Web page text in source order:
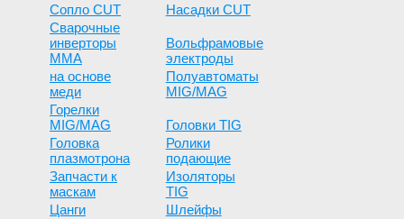
Сопло СUT
Насадки CUT
Сварочные
инверторы
ММА
Вольфрамовые
электроды
на основе
меди
Полуавтоматы
MIG/MAG
Горелки
MIG/MAG
Головки TIG
Головка
плазмотрона
Ролики
подающие
Запчасти к
маскам
Изоляторы
TIG
Цанги
Шлейфы